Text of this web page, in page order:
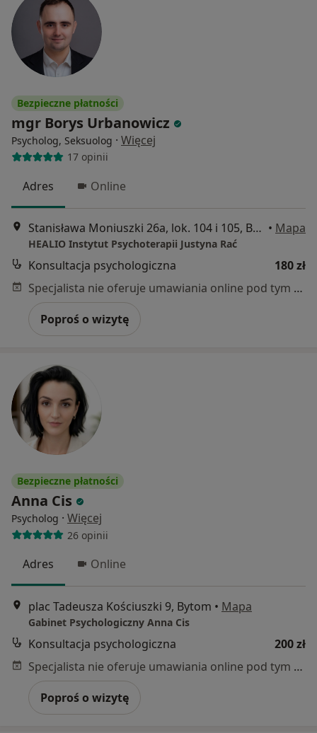
Bezpieczne płatności
mgr Borys Urbanowicz
Psycholog, Seksuolog · Więcej
17 opinii
Adres Online
Stanisława Moniuszki 26a, lok. 104 i 105, Bytom • Mapa
HEALIO Instytut Psychoterapii Justyna Rać
Konsultacja psychologiczna
180 zł
Specjalista nie oferuje umawiania online pod tym adresem.
Poproś o wizytę
Bezpieczne płatności
Anna Cis
Psycholog · Więcej
26 opinii
Adres Online
plac Tadeusza Kościuszki 9, Bytom • Mapa
Gabinet Psychologiczny Anna Cis
Konsultacja psychologiczna
200 zł
Specjalista nie oferuje umawiania online pod tym adresem.
Poproś o wizytę